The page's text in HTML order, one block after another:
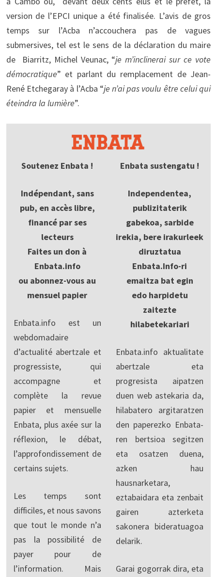
version de l’EPCI unique a été finalisée. L’avis de gros
temps sur l’Acba n’accouchera pas de vagues
submersives, tel est le sens de la déclaration du maire
de Biarritz, Michel Veunac, “je m’inclinerai sur ce vote
démocratique” et parlant du remplacement de Jean-
René Etchegaray à l’Acba “je n’ai pas voulu être celui qui
éteindra la lumière”.
Soutenez Enbata !
Indépendant, sans
pub, en accès libre,
financé par ses
lecteurs
Faites un don à
Enbata.info
ou abonnez-vous au
mensuel papier
Enbata.info est un
webdomadaire
d’actualité abertzale et
progressiste, qui
accompagne et
complète la revue
papier et mensuelle
Enbata, plus axée sur la
réflexion, le débat,
l’approfondissement de
certains sujets.
Les temps sont
difficiles, et nous savons
que tout le monde n’a
pas la possibilité de
payer pour de
l’information. Mais
Enbata sustengatu !
Independentea,
publizitaterik
gabekoa, sarbide
irekia, bere irakurleek
diruztatua
Enbata.Info-ri
emaitza bat egin
edo harpidetu
zaitezte
hilabetekariari
Enbata.info aktualitate
abertzale eta
progresista aipatzen
duen web astekaria da,
hilabatero argitaratzen
den paperezko Enbata-
ren bertsioa segitzen
eta osatzen duena,
azken hau
hausnarketara,
eztabaidara eta zenbait
gairen azterketa
sakonera bideratuagoa
delarik.
Garai gogorrak dira, eta